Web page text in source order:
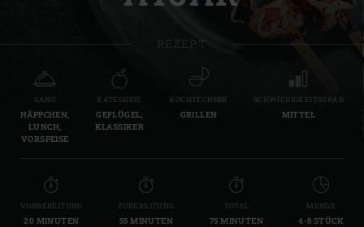
REZEPT
GANG
HÄPPCHEN,
LUNCH,
VORSPEISE
KATEGORIE
GEFLÜGEL,
KLASSIKER
KOCHTECHNIK
GRILLEN
SCHWIERIGKEITSGRAD
MITTEL
VORBEREITUNG
20 MINUTEN
ZUBEREITUNG
55 MINUTEN
TOTAL
75 MINUTEN
MENGE
4-8 STÜCK